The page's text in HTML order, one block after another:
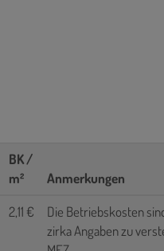
BK /
m²
Anmerkungen
2,11 €
Die Betriebskosten
zirka Angaben zu